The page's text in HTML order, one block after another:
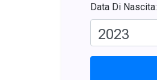
Data Di Nascita:
2023